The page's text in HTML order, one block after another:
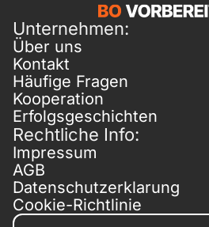
Unternehmen:
Über uns
Kontakt
Häufige Fragen
Kooperation
Erfolgsgeschichten
Rechtliche Info:
Impressum
AGB
Datenschutzerklarung
Cookie-Richtlinie